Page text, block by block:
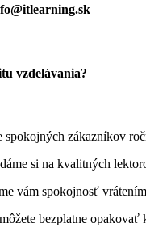
vzdelávania?
spokojných zákazníkov
si na kvalitných
vám spokojnosť
bezplatne opakovať